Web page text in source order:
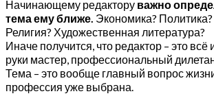
Начинающему редактору важно
тема ему ближе. Экономика?
Религия? Художественная литература?
Иначе получится, что редактор – это всё
руки мастер, профессиональный
Тема – это вообще главный вопрос
профессия уже выбрана.